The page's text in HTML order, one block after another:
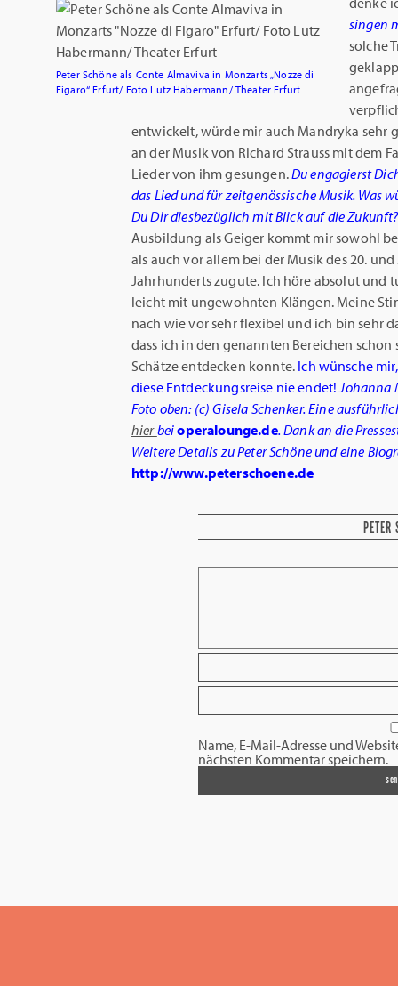
Peter Schöne als Conte Almaviva in Monzarts „Nozze di
Figaro“ Erfurt/ Foto Lutz Habermann/ Theater Erfurt
singen
solche
entwickelt, würde mir auch Mandryka sehr
an der Musik von Richard Strauss mit dem
Lieder von ihm gesungen.Du engagierst
das Lied und für zeitgenössische Musik. Was
Du Dir diesbezüglich mit Blick auf die Zukunft?
Ausbildung als Geiger kommt mir sowohl
als auch vor allem bei der Musik des 20. und
Jahrhunderts zugute. Ich höre absolut und
leicht mit ungewohnten Klängen. Meine
nach wie vor sehr flexibel und ich bin sehr
dass ich in den genannten Bereichen schon
Schätze entdecken konnte. Ich wünsche
diese Entdeckungsreise nie endet! Johanna
Foto oben: (c) Gisela Schenker. Eine
hierbeioperalounge.de. Dank an die
Weitere Details zu Peter Schöne und eine
http://www.peterschoene.de
PETER
Name, E-Mail-Adresse und
nächsten Kommentar speichern.